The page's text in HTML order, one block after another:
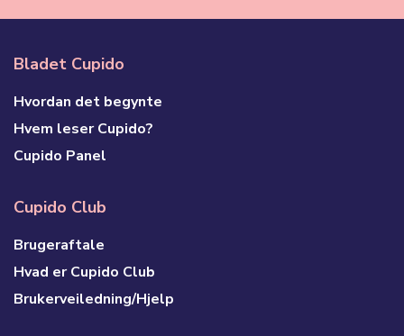
Bladet Cupido
Hvordan det begynte
Hvem leser Cupido?
Cupido Panel
Cupido Club
Brugeraftale
Hvad er Cupido Club
Brukerveiledning/Hjelp